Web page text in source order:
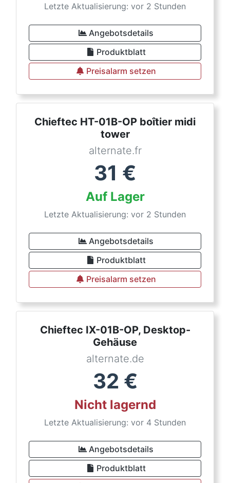
Letzte Aktualisierung: vor 2 Stunden
Angebotsdetails
Produktblatt
Preisalarm setzen
Chieftec HT-01B-OP boîtier midi
tower
alternate.fr
31 €
Auf Lager
Letzte Aktualisierung: vor 2 Stunden
Angebotsdetails
Produktblatt
Preisalarm setzen
Chieftec IX-01B-OP, Desktop-
Gehäuse
alternate.de
32 €
Nicht lagernd
Letzte Aktualisierung: vor 4 Stunden
Angebotsdetails
Produktblatt